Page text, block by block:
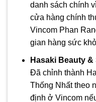
danh sách chính
cửa hàng chính
Vincom Phan
gian hàng sức
Hasaki Beauty &
Đã chỉnh thành
Thống Nhất theo
định ở Vincom